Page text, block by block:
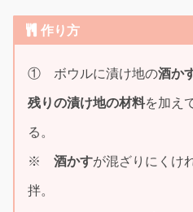
作り方
① ボウルに漬け地の酒か
残りの漬け地の材料を加え
る。
※ 酒かすが混ざりにくけ
拌。